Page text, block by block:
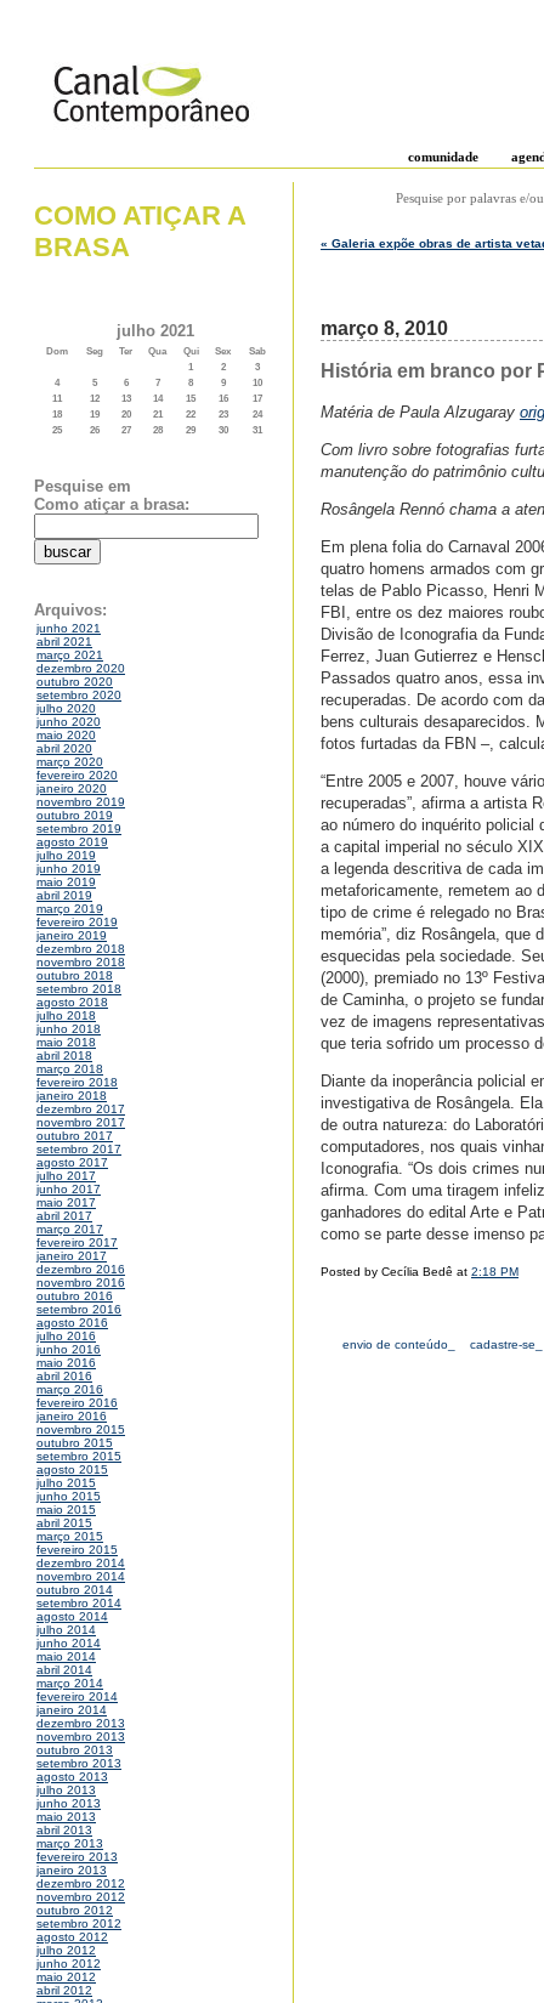
comunidade
COMO ATIÇAR A
BRASA
julho 2021
Dom Seg Ter Qua Qui Sex
Sab
1
2
3
4
5 6 7 8 9
10
11
12 13 14 15 16
17
18
19 20 21 22 23
24
25
26 27 28 29 30 31
Pesquise em
Como atiçar a brasa:
Arquivos:
junho 2021
abril 2021
março 2021
dezembro 2020
outubro 2020
setembro 2020
julho 2020
junho 2020
maio 2020
abril 2020
março 2020
fevereiro 2020
janeiro 2020
novembro 2019
outubro 2019
setembro 2019
agosto 2019
julho 2019
junho 2019
maio 2019
abril 2019
março 2019
fevereiro 2019
janeiro 2019
dezembro 2018
novembro 2018
outubro 2018
setembro 2018
agosto 2018
julho 2018
junho 2018
maio 2018
abril 2018
março 2018
fevereiro 2018
janeiro 2018
dezembro 2017
novembro 2017
outubro 2017
setembro 2017
agosto 2017
julho 2017
junho 2017
maio 2017
abril 2017
março 2017
fevereiro 2017
janeiro 2017
dezembro 2016
novembro 2016
outubro 2016
setembro 2016
agosto 2016
julho 2016
junho 2016
maio 2016
abril 2016
março 2016
fevereiro 2016
janeiro 2016
novembro 2015
outubro 2015
setembro 2015
agosto 2015
julho 2015
junho 2015
maio 2015
abril 2015
março 2015
fevereiro 2015
dezembro 2014
novembro 2014
outubro 2014
setembro 2014
agosto 2014
julho 2014
junho 2014
maio 2014
abril 2014
março 2014
fevereiro 2014
janeiro 2014
dezembro 2013
novembro 2013
outubro 2013
setembro 2013
agosto 2013
julho 2013
junho 2013
maio 2013
abril 2013
março 2013
fevereiro 2013
janeiro 2013
dezembro 2012
novembro 2012
outubro 2012
setembro 2012
agosto 2012
julho 2012
junho 2012
maio 2012
abril 2012
Pesquise por palavras e/
« Galeria expõe obras de artista
março 8, 2010
História em branco por
Matéria de Paula Alzugaray
Com livro sobre fotografias
manutenção do patrimônio
Rosângela Rennó chama a
Em plena folia do Carnaval
quatro homens armados com
telas de Pablo Picasso, Henri
FBI, entre os dez maiores
Divisão de Iconografia da
Ferrez, Juan Gutierrez e
Passados quatro anos, essa
recuperadas. De acordo com
bens culturais desaparecidos.
fotos furtadas da FBN –,
“Entre 2005 e 2007, houve
recuperadas”, afirma a artista
ao número do inquérito
a capital imperial no século
a legenda descritiva de cada
metaforicamente, remetem ao
tipo de crime é relegado no
memória”, diz Rosângela, que
esquecidas pela sociedade.
(2000), premiado no 13º
de Caminha, o projeto se
vez de imagens
que teria sofrido um processo
Diante da inoperância policial
investigativa de Rosângela.
de outra natureza: do
computadores, nos quais
Iconografia. “Os dois crimes
afirma. Com uma tiragem
ganhadores do edital Arte e
como se parte desse imenso
Posted by Cecília Bedê at 2:18 PM
envio de conteúdo_ cadastre-se_